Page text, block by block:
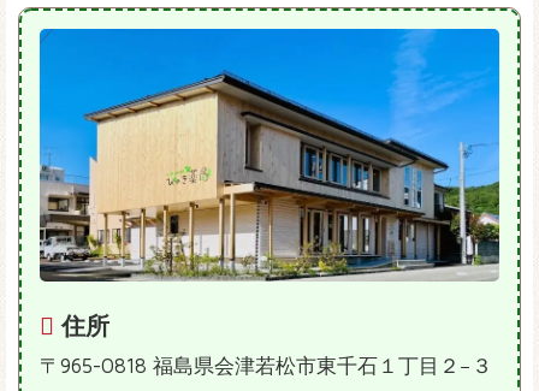
住所
〒965-0818 福島県会津若松市東千石１丁目２−３